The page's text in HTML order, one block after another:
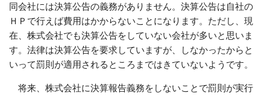
同会社には決算公告の義務がありません。決算公告は自社の
ＨＰで行えば費用はかからないことになります。ただし、現
在、株式会社でも決算公告をしていない会社が多いと思いま
す。法律は決算公告を要求していますが、しなかったからと
いって罰則が適用されるところまではきていないようです。
将来、株式会社に決算報告義務をしないことで罰則が実行